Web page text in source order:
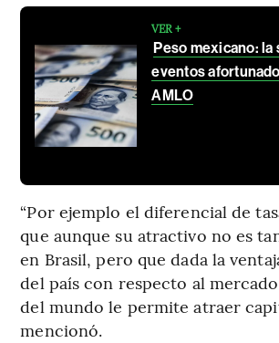
VER +
Peso mexicano: la
eventos
AMLO
“Por ejemplo el diferencial de
que aunque su atractivo no es
en Brasil, pero que dada la
del país con respecto al
del mundo le permite atraer
mencionó.